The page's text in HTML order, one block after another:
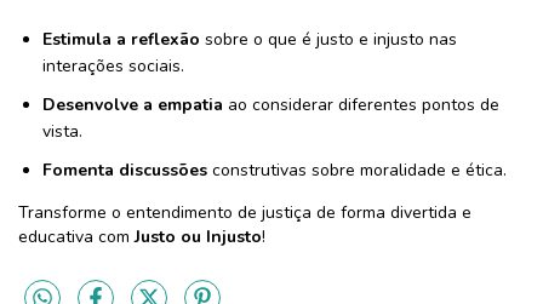
Estimula a reflexão sobre o que é justo e injusto nas
interações sociais.
Desenvolve a empatia ao considerar diferentes pontos de
vista.
Fomenta discussões construtivas sobre moralidade e ética.
Transforme o entendimento de justiça de forma divertida e
educativa comJusto ou Injusto!